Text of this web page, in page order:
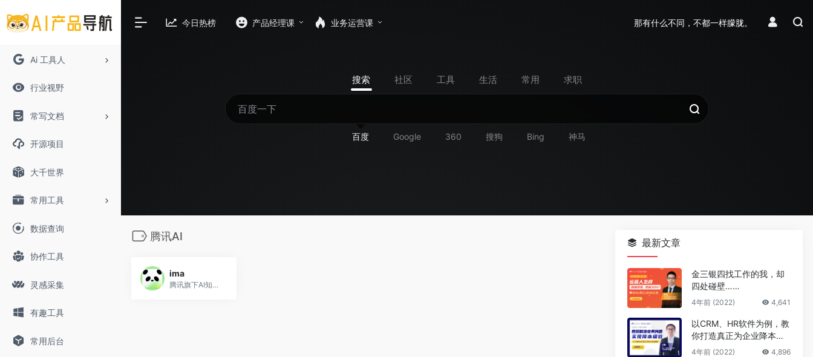
Ai 工具人
行业视野
常写文档
开源项目
大千世界
常用工具
数据查询
协作工具
灵感采集
有趣工具
常用后台
今日热榜 产品经理课 业务运营课 那有什么不同，不都一样朦胧。
搜索 社区 工具 生活 常用 求职
百度 Google 360 搜狗 Bing 神马
腾讯AI
ima
腾讯旗下AI知识库工具
最新文章
金三银四找工作的我，却
四处碰壁……
4年前 (2022) 4,641
以CRM、HR软件为例，教
你打造真正为企业降本增
效的B端产品
4年前 (2022) 4,896